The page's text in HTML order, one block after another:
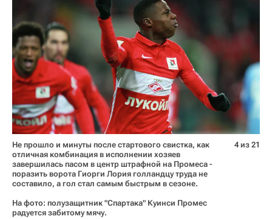
Не прошло и минуты после стартового свистка, как
отличная комбинация в исполнении хозяев
завершилась пасом в центр штрафной на Промеса -
поразить ворота Гиорги Лория голландцу труда не
составило, а гол стал самым быстрым в сезоне.
На фото: полузащитник "Спартака" Куинси Промес
радуется забитому мячу.
4 из 21